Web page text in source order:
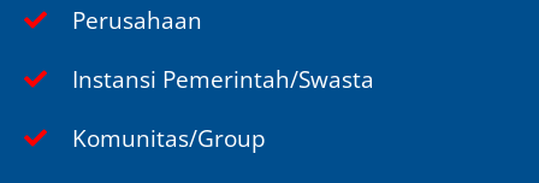
Perusahaan
Instansi Pemerintah/Swasta
Komunitas/Group